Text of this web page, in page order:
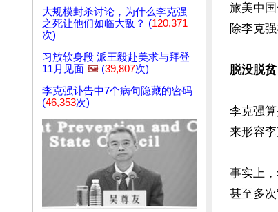
大规模封杀讨论，为什么李克强
之死让他们如临大敌？ (120,371
次)
习放软身段 派王毅赴美求与拜登
11月见面 🖼️ (39,807次)
李克强讣告中7个病句隐藏的密码
(46,353次)
旅美中
除李克
脱没脱
李克强
来形容李
事实上
甚至多次